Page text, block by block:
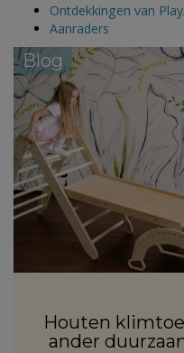
Ontdekkingen van
Aanraders
Blog
Houten
ander